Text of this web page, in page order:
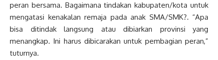
peran bersama. Bagaimana tindakan kabupaten/kota untuk
mengatasi kenakalan remaja pada anak SMA/SMK?. “Apa
bisa ditindak langsung atau dibiarkan provinsi yang
menangkap. Ini harus dibicarakan untuk pembagian peran,”
tuturnya.